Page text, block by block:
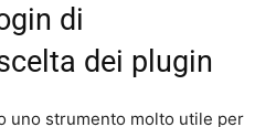
di
dei plugin
uno strumento molto utile per